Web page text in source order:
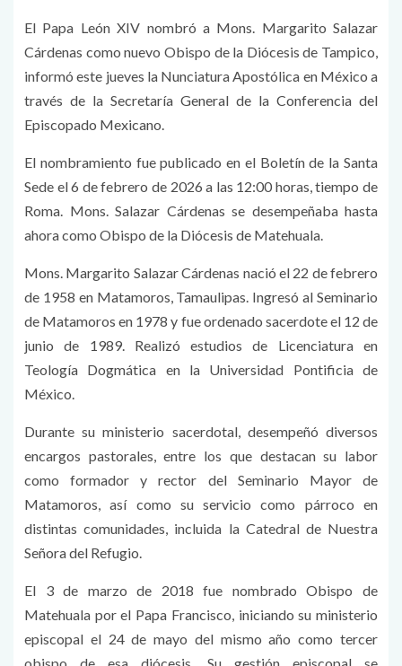
El Papa León XIV nombró a Mons. Margarito Salazar
Cárdenas como nuevo Obispo de la Diócesis de Tampico,
informó este jueves la Nunciatura Apostólica en México a
través de la Secretaría General de la Conferencia del
Episcopado Mexicano.
El nombramiento fue publicado en el Boletín de la Santa
Sede el 6 de febrero de 2026 a las 12:00 horas, tiempo de
Roma. Mons. Salazar Cárdenas se desempeñaba hasta
ahora como Obispo de la Diócesis de Matehuala.
Mons. Margarito Salazar Cárdenas nació el 22 de febrero
de 1958 en Matamoros, Tamaulipas. Ingresó al Seminario
de Matamoros en 1978 y fue ordenado sacerdote el 12 de
junio de 1989. Realizó estudios de Licenciatura en
Teología Dogmática en la Universidad Pontificia de
México.
Durante su ministerio sacerdotal, desempeñó diversos
encargos pastorales, entre los que destacan su labor
como formador y rector del Seminario Mayor de
Matamoros, así como su servicio como párroco en
distintas comunidades, incluida la Catedral de Nuestra
Señora del Refugio.
El 3 de marzo de 2018 fue nombrado Obispo de
Matehuala por el Papa Francisco, iniciando su ministerio
episcopal el 24 de mayo del mismo año como tercer